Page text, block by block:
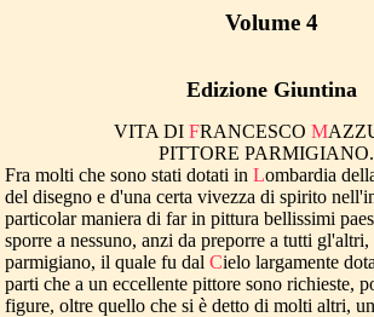
Volume 4
Edizione Giuntina
VITA DI FRANCESCO M
PITTORE PARMIGIANO.
Fra molti che sono stati dotati in Lombardia
del disegno e d'una certa vivezza di spirito
particolar maniera di far in pittura bellissimi
sporre a nessuno, anzi da preporre a tutti gl'altri,
parmigiano, il quale fu dal Cielo largamente
parti che a un eccellente pittore sono richieste,
figure, oltre quello che si è detto di molti altri,